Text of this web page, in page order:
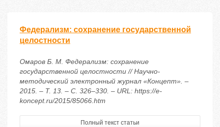
Федерализм: сохранение государственной
целостности
Омаров Б. М. Федерализм: сохранение
государственной целостности // Научно-
методический электронный журнал «Концепт». –
2015. – Т. 13. – С. 326–330. – URL: https://e-
koncept.ru/2015/85066.htm
Полный текст статьи